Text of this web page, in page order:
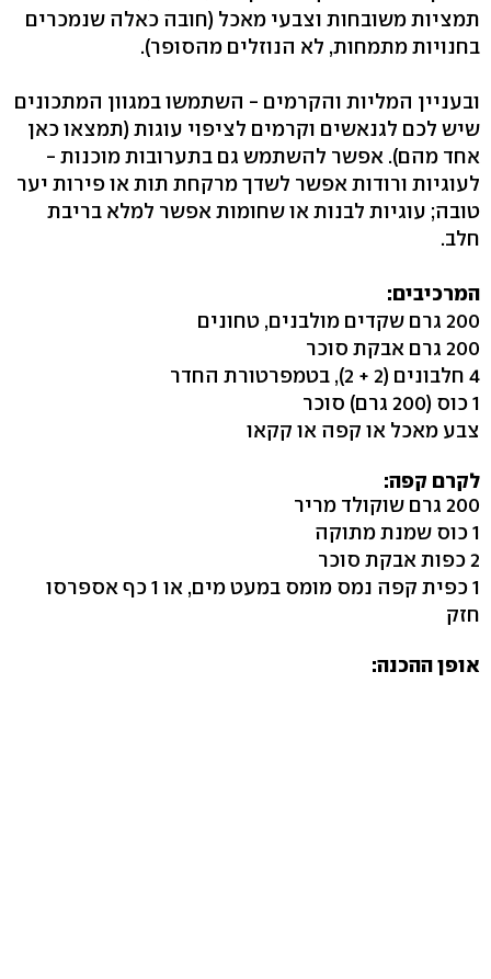
תמציות משובחות וצבעי מאכל (חובה כאלה שנמכרים
בחנויות מתמחות, לא הנוזלים מהסופר).
ובעניין המליות והקרמים - השתמשו במגוון המתכונים
שיש לכם לגנאשים וקרמים לציפוי עוגות (תמצאו כאן
אחד מהם). אפשר להשתמש גם בתערובות מוכנות -
לעוגיות ורודות אפשר לשדך מרקחת תות או פירות יער
טובה; עוגיות לבנות או שחומות אפשר למלא בריבת
חלב.
המרכיבים:
200 גרם שקדים מולבנים, טחונים
200 גרם אבקת סוכר
4 חלבונים (2 + 2), בטמפרטורת החדר
1 כוס (200 גרם) סוכר
צבע מאכל או קפה או קקאו
לקרם קפה:
200 גרם שוקולד מריר
1 כוס שמנת מתוקה
2 כפות אבקת סוכר
1 כפית קפה נמס מומס במעט מים, או 1 כף אספרסו
חזק
אופן ההכנה: